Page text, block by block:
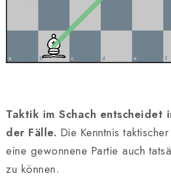
Taktik im Schach entscheidet
der Fälle. Die Kenntnis
eine gewonnene Partie auch
zu können.